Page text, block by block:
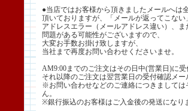
●当店ではお客様から頂きましたメールへは
頂いておりますが、「メールが返ってこない
アドレスエラー（メールアドレス違い）、ま
問題がある可能性がございますので、
大変お手数お掛け致しますが、
当社まで再度お問い合わせくださいませ。
AM9:00までのご注文はその日中(営業日)に
それ以降のご注文は翌営業日の受付確認メー
※お問い合わせなどのご連絡につきましては
ん。
※銀行振込のお客様はご入金後の発送になり